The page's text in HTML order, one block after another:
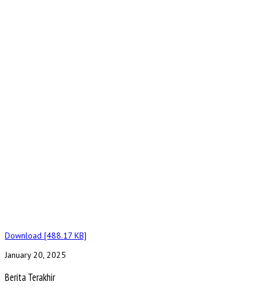
Download [488.17 KB]
January 20, 2025
Berita Terakhir